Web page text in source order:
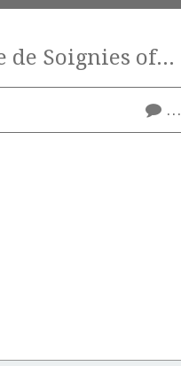
La pierre bleue de Soignies offre bien des possibilités de surfaçage.
…